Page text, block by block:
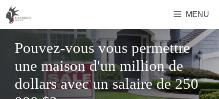
Aller
au
contenu
MENU
Pouvez-vous vous permettre
une maison d'un million de
dollars avec un salaire de 250